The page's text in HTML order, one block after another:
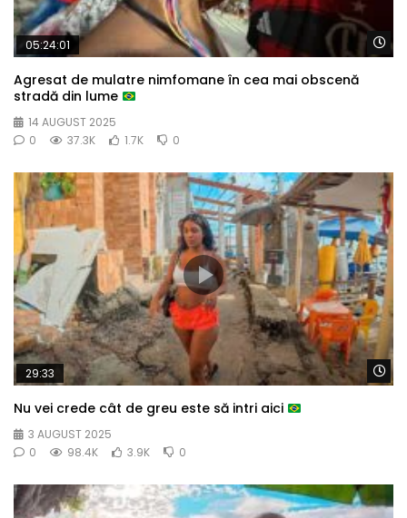
05:24:01
Agresat de mulatre nimfomane în cea mai obscenă
stradă din lume
14 AUGUST 2025
0
37.3K 1.7K 0
29:33
Nu vei crede cât de greu este să intri aici
3 AUGUST 2025
0
98.4K 3.9K 0